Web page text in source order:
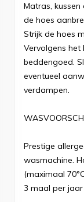
Matras,
de hoes
Strijk de hoes
Vervolgens
beddengoed.
eventueel
verdampen.
Prestige
wasmachine.
(maximaal
3 maal per jaar